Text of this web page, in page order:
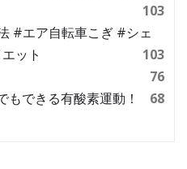
103
#エア自転車こぎ #シェ
ット
103
76
もできる有酸素運動！
68